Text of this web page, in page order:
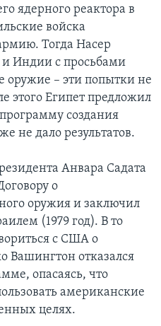
ядерного реактора в
войска
Тогда Насер
Индии с просьбами
оружие – эти попытки не
этого Египет предложил
создания
не дало результатов.
Анвара Садата
о
оружия и заключил
(1979 год). В то
с США о
Вашингтон отказался
опасаясь, что
американские
целях.